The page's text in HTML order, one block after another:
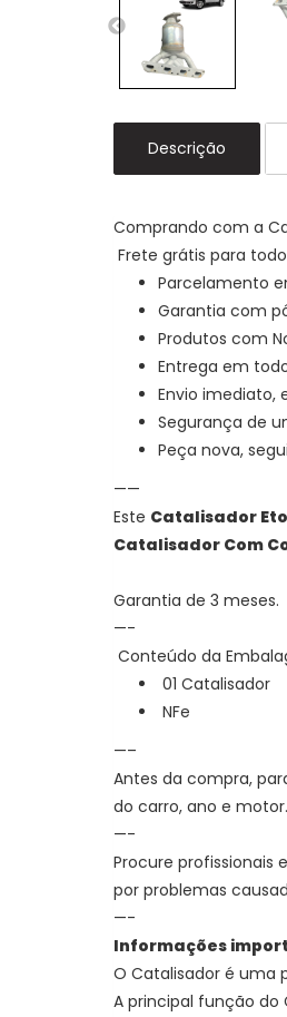
Descrição
Comprando com a
Frete grátis para todo
Parcelamento
Garantia com
Produtos com
Entrega em
Envio imediato,
Segurança de
Peça nova,
——
Este Catalisador
Catalisador Com
Garantia de 3 meses.
—-
Conteúdo da
01 Catalisador
NFe
—–
Antes da compra,
do carro, ano e motor.
—-
Procure profissionais
por problemas
—-
Informações
O Catalisador é uma
A principal função do